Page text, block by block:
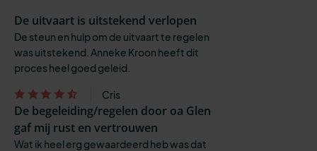
De uitvaart is uitstekend verlopen
De steun en hulp om de uitvaart te regelen
was uitstekend. Anneke Kroon heeft dit
proces heel goed geleid.
Cris
De begeleiding/regelen door oa Glen
gaf mij rust en vertrouwen
Wat ik heel erg gewaardeerd heb was dat